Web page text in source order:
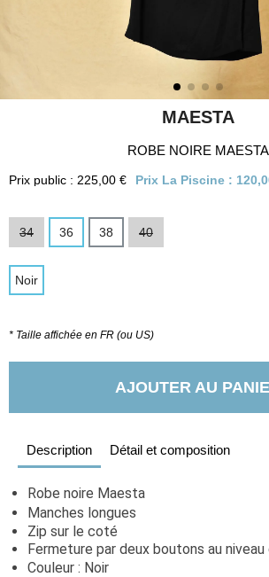
MAESTA
ROBE NOIRE MAESTA
Prix public : 225,00 € Prix La Piscine :
34 36 38 40
Noir
* Taille affichée en FR (ou US)
AJOUTER AU
Description Détail et composition
Robe noire Maesta
Manches longues
Zip sur le coté
Fermeture par deux boutons au
Couleur : Noir